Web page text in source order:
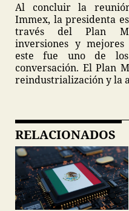
Al concluir la
Immex, la presidenta
través del Plan
inversiones y
este fue uno de
conversación. El Plan
reindustrialización y la
RELACIONADOS